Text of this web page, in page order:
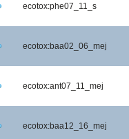
ecotox:phe07_11_s
ecotox:baa02_06_mej
ecotox:ant07_11_mej
ecotox:baa12_16_mej